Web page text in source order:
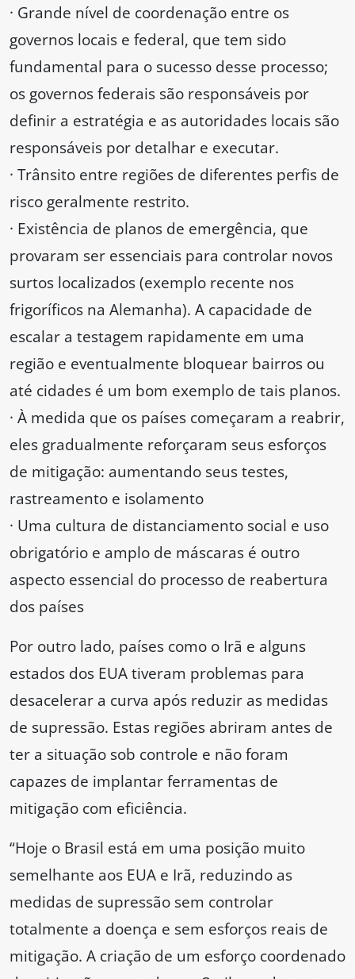
· Grande nível de coordenação entre os
governos locais e federal, que tem sido
fundamental para o sucesso desse processo;
os governos federais são responsáveis ​​por
definir a estratégia e as autoridades locais são
responsáveis ​​por detalhar e executar.
· Trânsito entre regiões de diferentes perfis de
risco geralmente restrito.
· Existência de planos de emergência, que
provaram ser essenciais para controlar novos
surtos localizados (exemplo recente nos
frigoríficos na Alemanha). A capacidade de
escalar a testagem rapidamente em uma
região e eventualmente bloquear bairros ou
até cidades é um bom exemplo de tais planos.
· À medida que os países começaram a reabrir,
eles gradualmente reforçaram seus esforços
de mitigação: aumentando seus testes,
rastreamento e isolamento
· Uma cultura de distanciamento social e uso
obrigatório e amplo de máscaras é outro
aspecto essencial do processo de reabertura
dos países
Por outro lado, países como o Irã e alguns
estados dos EUA tiveram problemas para
desacelerar a curva após reduzir as medidas
de supressão. Estas regiões abriram antes de
ter a situação sob controle e não foram
capazes de implantar ferramentas de
mitigação com eficiência.
“Hoje o Brasil está em uma posição muito
semelhante aos EUA e Irã, reduzindo as
medidas de supressão sem controlar
totalmente a doença e sem esforços reais de
mitigação. A criação de um esforço coordenado